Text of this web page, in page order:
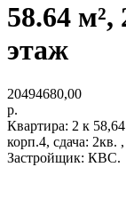
58.64
этаж
20494680,00
р.
Квартира: 2 к
корп.4, сдача:
Застройщик: КВС.